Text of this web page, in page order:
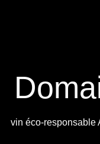
vin éco-responsable